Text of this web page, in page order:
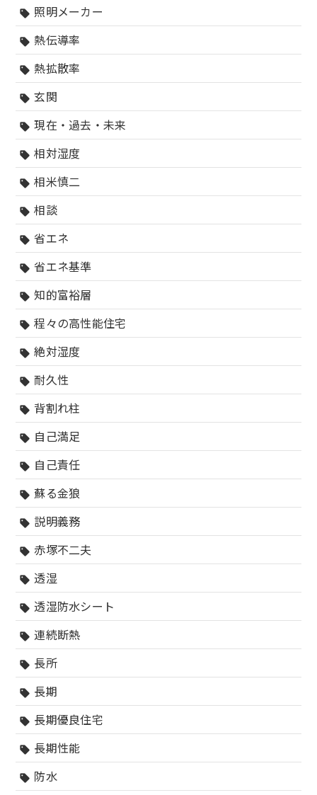
sell 照明メーカー
sell 熱伝導率
sell 熱拡散率
sell 玄関
sell 現在・過去・未来
sell 相対湿度
sell 相米慎二
sell 相談
sell 省エネ
sell 省エネ基準
sell 知的富裕層
sell 程々の高性能住宅
sell 絶対湿度
sell 耐久性
sell 背割れ柱
sell 自己満足
sell 自己責任
sell 蘇る金狼
sell 説明義務
sell 赤塚不二夫
sell 透湿
sell 透湿防水シート
sell 連続断熱
sell 長所
sell 長期
sell 長期優良住宅
sell 長期性能
sell 防水